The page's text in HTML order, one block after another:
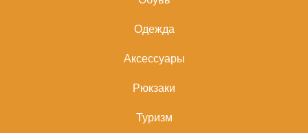
Одежда
Аксессуары
Рюкзаки
Туризм